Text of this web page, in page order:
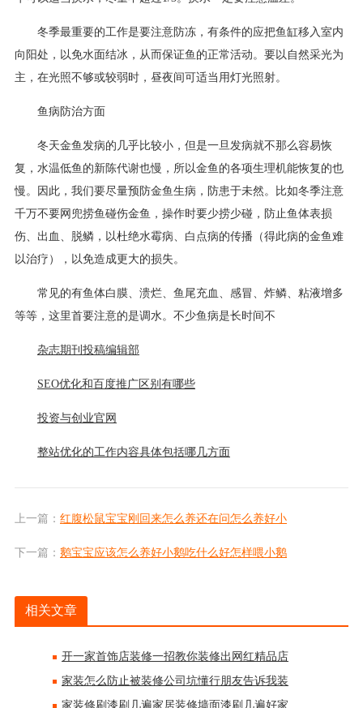
冬季最重要的工作是要注意防冻，有条件的应把鱼缸移入室内
向阳处，以免水面结冰，从而保证鱼的正常活动。要以自然采光为
主，在光照不够或较弱时，昼夜间可适当用灯光照射。
鱼病防治方面
冬天金鱼发病的几乎比较小，但是一旦发病就不那么容易恢
复，水温低鱼的新陈代谢也慢，所以金鱼的各项生理机能恢复的也
慢。因此，我们要尽量预防金鱼生病，防患于未然。比如冬季注意
千万不要网兜捞鱼碰伤金鱼，操作时要少捞少碰，防止鱼体表损
伤、出血、脱鳞，以杜绝水霉病、白点病的传播（得此病的金鱼难
以治疗），以免造成更大的损失。
常见的有鱼体白膜、溃烂、鱼尾充血、感冒、炸鳞、粘液增多
等等，这里首要注意的是调水。不少鱼病是长时间不
杂志期刊投稿编辑部
SEO优化和百度推广区别有哪些
投资与创业官网
整站优化的工作内容具体包括哪几方面
上一篇： 红腹松鼠宝宝刚回来怎么养还在问怎么养好小
下一篇： 鹅宝宝应该怎么养好小鹅吃什么好怎样喂小鹅
相关文章
开一家首饰店装修一招教你装修出网红精品店
家装怎么防止被装修公司坑懂行朋友告诉我装
家装修刷漆刷几遍家居装修墙面漆刷几遍好家